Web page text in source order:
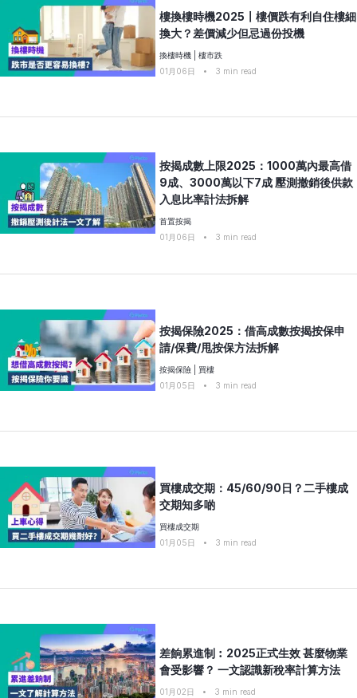
樓換樓時機2025〡樓價跌有利自住樓細
換大？差價減少但忌過份投機
換樓時機
樓市跌
01月06日
• 3 min read
按揭成數上限2025：1000萬內最高借
9成、3000萬以下7成 壓測撤銷後供款
入息比率計法拆解
首置按揭
01月06日
• 3 min read
按揭保險2025：借高成數按揭按保申
請/保費/甩按保方法拆解
按揭保險
買樓
01月05日
• 3 min read
買樓成交期：45/60/90日？二手樓成
交期知多啲
買樓成交期
01月05日
• 3 min read
差餉累進制︰2025正式生效 甚麼物業
會受影響？ 一文認識新稅率計算方法
01月02日 • 3 min read